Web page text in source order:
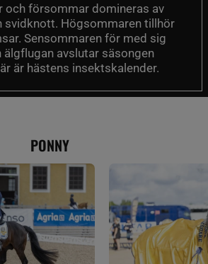
och försommar domineras av
svidknott. Högsommaren tillhör
Sensommaren för med sig
älgflugan avslutar säsongen
är hästens insektskalender.
PONNY